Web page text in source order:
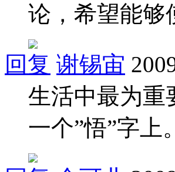
论，希望能够
回复 谢锡宙
生活中最为重
一个”悟”字上。